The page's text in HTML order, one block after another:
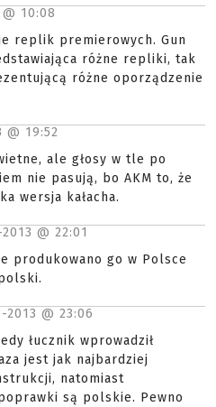
10:08
replik premierowych. Gun
różne repliki, tak
różne oporządzenie
@ 19:52
ale głosy w tle po
nie pasują, bo AKM to, że
wersja kałacha.
@ 22:01
produkowano go w Polsce
2013 @ 23:06
łucznik wprowadził
jest jak najbardziej
natomiast
są polskie. Pewno